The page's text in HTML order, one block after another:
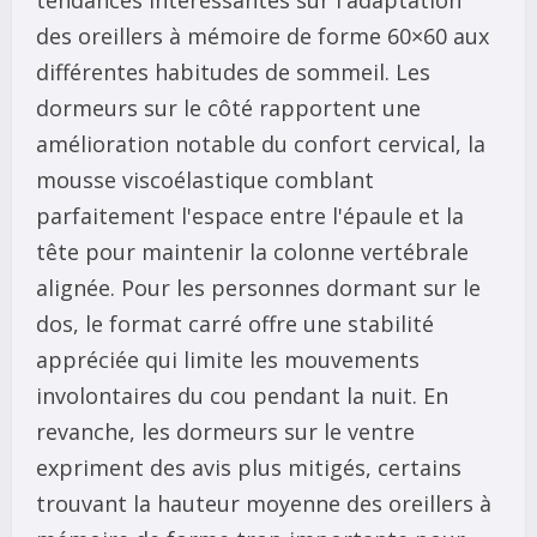
des oreillers à mémoire de forme 60×60 aux
différentes habitudes de sommeil. Les
dormeurs sur le côté rapportent une
amélioration notable du confort cervical, la
mousse viscoélastique comblant
parfaitement l'espace entre l'épaule et la
tête pour maintenir la colonne vertébrale
alignée. Pour les personnes dormant sur le
dos, le format carré offre une stabilité
appréciée qui limite les mouvements
involontaires du cou pendant la nuit. En
revanche, les dormeurs sur le ventre
expriment des avis plus mitigés, certains
trouvant la hauteur moyenne des oreillers à